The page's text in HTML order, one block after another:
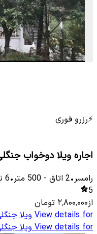
⚡رزرو فوری
اجاره ویلا دوخواب
رامسر•
2 اتاق -
500 متر•
6
5
از۲٬۸۰۰٬۰۰۰ تومان
View details for ویلا
View details for ویلا